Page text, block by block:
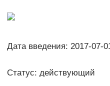
Дата введения: 2017-07-
Статус: действующий